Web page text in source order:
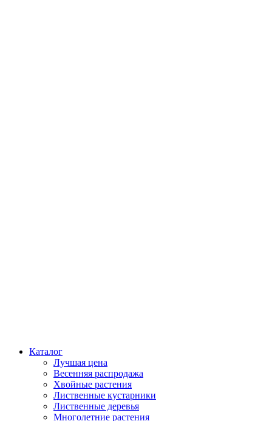
Каталог
Лучшая цена
Весенняя распродажа
Хвойные растения
Лиственные кустарники
Лиственные деревья
Многолетние растения